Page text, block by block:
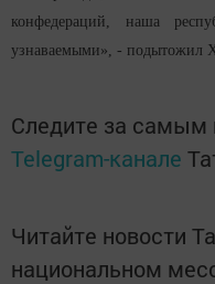
конфедераций, наша
узнаваемыми», - подытожил
Следите за
Telegram-канале
Читайте новости
национальном